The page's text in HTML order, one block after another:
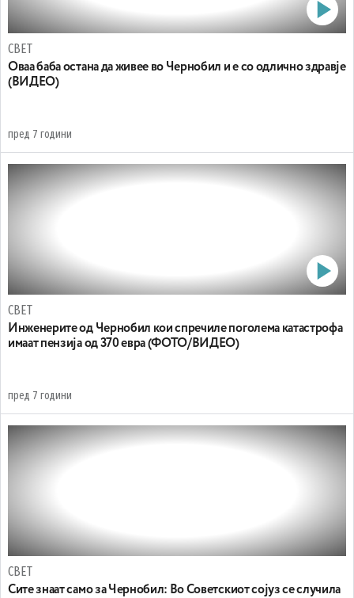
СВЕТ
Оваа баба остана да живее во Чернобил и е со одлично здравје
(ВИДЕО)
пред 7 години
СВЕТ
Инжeнерите од Чернобил кои спречиле поголема катастрофа
имаат пензија од 370 евра (ФОТО/ВИДЕО)
пред 7 години
СВЕТ
Сите знаат само за Чернобил: Во Советскиот сојуз се случила